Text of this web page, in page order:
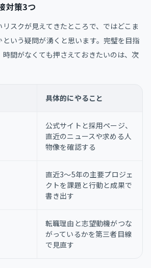
対策3つ
スクが見えてきたところで、ではどこま
いう疑問が湧くと思います。完璧を目指
間がなくても押さえておきたいのは、次
具体的にやること
公式サイトと採用ページ、
直近のニュースや求める人
物像を確認する
直近3〜5年の主要プロジェ
クトを課題と行動と成果で
書き出す
転職理由と志望動機がつな
がっているかを第三者目線
で見直す